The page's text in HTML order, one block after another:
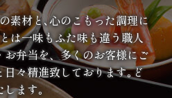
素材と､心のこもった調理に
は一味もふた味も違う職人
弁当を、多くのお客様にご
々精進致しております｡ど
します｡